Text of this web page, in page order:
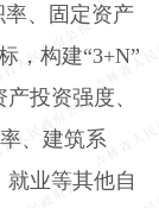
率、固定资产
，构建“3+N”
投资强度、
、建筑系
业等其他自